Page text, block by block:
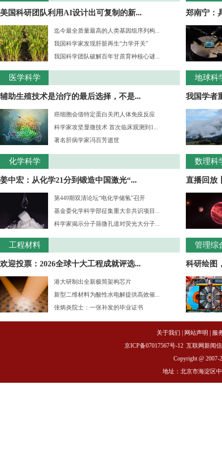
美国科研团队利用AI设计出可复制的新...
迄今最全质量最高的人类基因组序列构...
我国科学家发现肝脏再生“力学开关”
我国科学团队破解百年甘蔗育种核心谜...
医学科学
辅助生殖技术是治疗的最后选择，不是...
癌细胞会借特定蛋白关闭人体免疫反应
科学家攻坚显微技术 首次临床观测到1...
著名肝病学家冯百芳逝世
化学科学
姜中宏：从化学21分到锻造中国激光“...
第449期双清论坛“电化学储氢”召开
基金委化学科学部征集重大非共识项目...
科学家揭示分子筛微孔道对荧光大分子...
工程材料
欢迎投票：2026全球十大工程成就评选...
港大研制出全新极简架构芯片
新型二维材料为酸性水电解提供高效催...
张炳炎院士：一张补发的毕业证书
郑南宁：
地球科
我国学者
数理科
直播回放
管理综
科研绘图
关于我们 网站声明
服
京ICP备07017567号-12 互联网新闻
Copyright @ 2007-
地址：北京市海淀区